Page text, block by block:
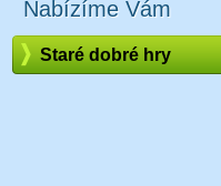
Nabízíme Vám
Staré dobré hry